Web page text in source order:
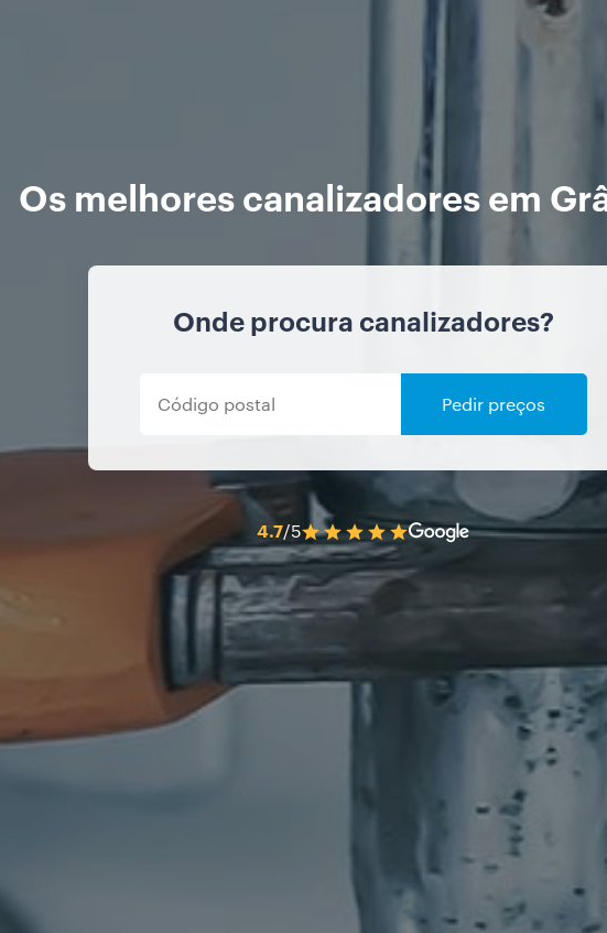
Os melhores canalizadores em
Onde procura canalizadores?
Pedir preços
4.7/5